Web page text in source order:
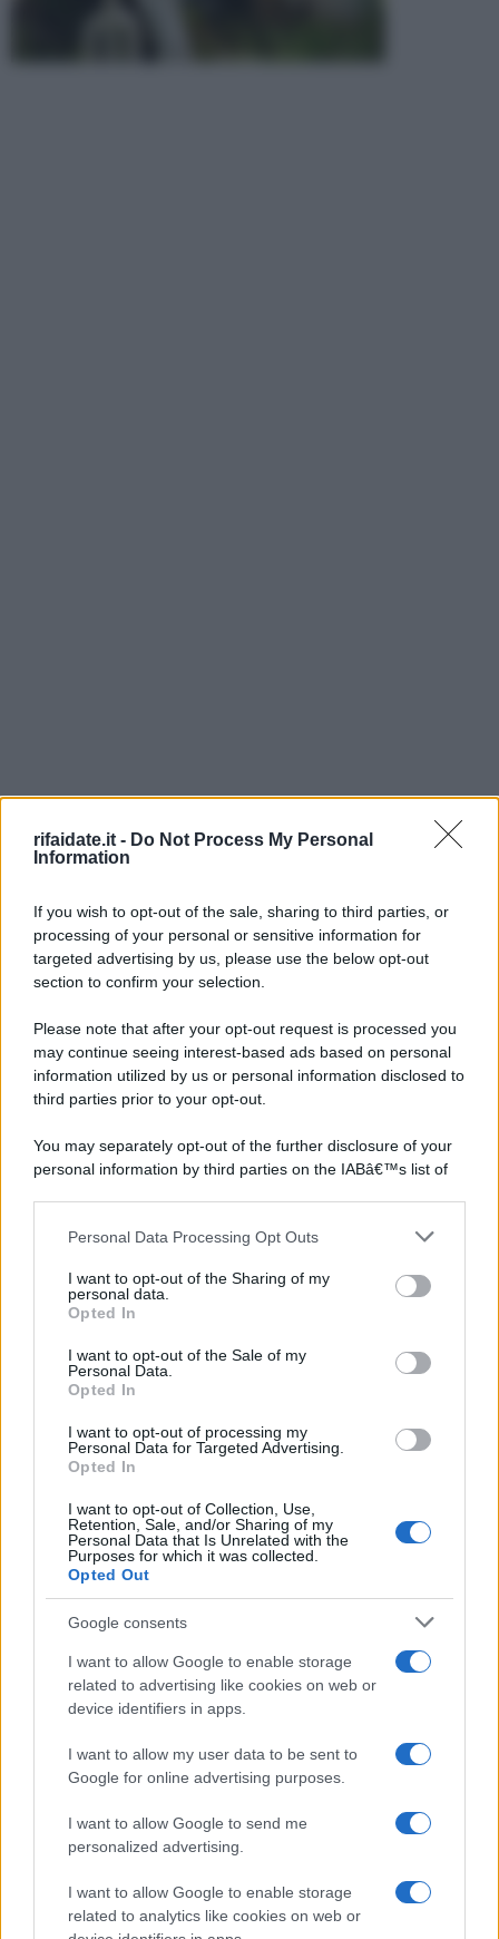
rifaidate.it - Do Not Process My Personal
Information
If you wish to opt-out of the sale, sharing to third parties, or
processing of your personal or sensitive information for
targeted advertising by us, please use the below opt-out
section to confirm your selection.
Please note that after your opt-out request is processed you
may continue seeing interest-based ads based on personal
information utilized by us or personal information disclosed to
third parties prior to your opt-out.
You may separately opt-out of the further disclosure of your
personal information by third parties on the IABâ€™s list of
This information may also be disclosed by us to third parties
further disclose it to other third parties.
Please note that this website/app uses one or more Google
services and may gather and store information including but
not limited to your visit or usage behaviour. You may click to
grant or deny consent to Google and its third-party tags to
consent section.
Personal Data Processing Opt Outs
I want to opt-out of the Sharing of my
personal data.
Opted In
I want to opt-out of the Sale of my
Personal Data.
Opted In
I want to opt-out of processing my
Personal Data for Targeted Advertising.
Opted In
I want to opt-out of Collection, Use,
Retention, Sale, and/or Sharing of my
Personal Data that Is Unrelated with the
Purposes for which it was collected.
Opted Out
Google consents
I want to allow Google to enable storage
related to advertising like cookies on web or
device identifiers in apps.
I want to allow my user data to be sent to
Google for online advertising purposes.
I want to allow Google to send me
personalized advertising.
I want to allow Google to enable storage
related to analytics like cookies on web or
©2026 - rifaidate.it - p.iva 03338800984